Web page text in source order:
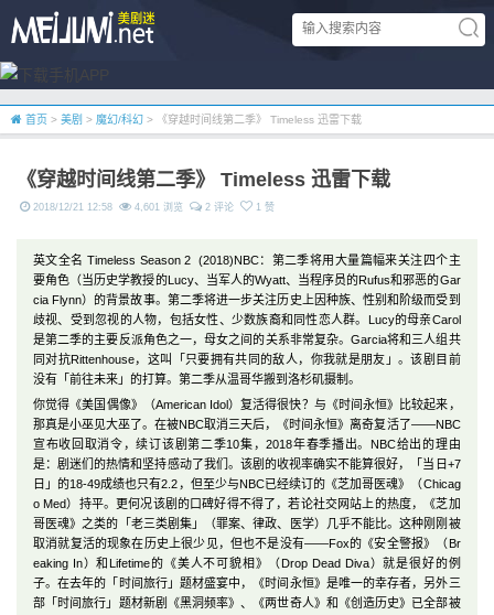
首页 > 美剧 > 魔幻/科幻 > 《穿越时间线第二季》 Timeless 迅雷下载
《穿越时间线第二季》 Timeless 迅雷下载
2018/12/21 12:58 4,601 浏览 2 评论 1 赞
英文全名 Timeless Season 2 (2018)NBC：第二季将用大量篇幅来关注四个主
要角色（当历史学教授的Lucy、当军人的Wyatt、当程序员的Rufus和邪恶的Gar
cia Flynn）的背景故事。第二季将进一步关注历史上因种族、性别和阶级而受到
歧视、受到忽视的人物，包括女性、少数族裔和同性恋人群。Lucy的母亲Carol
是第二季的主要反派角色之一，母女之间的关系非常复杂。Garcia将和三人组共
同对抗Rittenhouse，这叫「只要拥有共同的敌人，你我就是朋友」。该剧目前
没有「前往未来」的打算。第二季从温哥华搬到洛杉矶摄制。
你觉得《美国偶像》（American Idol）复活得很快？与《时间永恒》比较起来，
那真是小巫见大巫了。在被NBC取消三天后，《时间永恒》离奇复活了——NBC
宣布收回取消令，续订该剧第二季10集，2018年春季播出。NBC给出的理由
是：剧迷们的热情和坚持感动了我们。该剧的收视率确实不能算很好，「当日+7
日」的18-49成绩也只有2.2，但至少与NBC已经续订的《芝加哥医魂》（Chicag
o Med）持平。更何况该剧的口碑好得不得了，若论社交网站上的热度，《芝加
哥医魂》之类的「老三类剧集」（罪案、律政、医学）几乎不能比。这种刚刚被
取消就复活的现象在历史上很少见，但也不是没有——Fox的《安全警报》（Br
eaking In）和Lifetime的《美人不可貌相》（Drop Dead Diva）就是很好的例
子。在去年的「时间旅行」题材盛宴中，《时间永恒》是唯一的幸存者，另外三
部「时间旅行」题材新剧《黑洞频率》、《两世奇人》和《创造历史》已全部被